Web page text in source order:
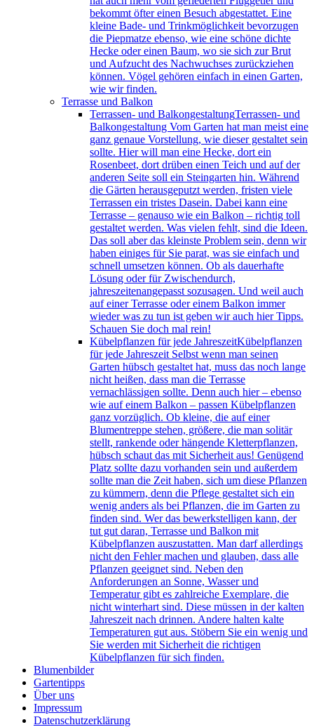
bekommt öfter einen Besuch abgestattet. Eine
kleine Bade- und Trinkmöglichkeit bevorzugen
die Piepmatze ebenso, wie eine schöne dichte
Hecke oder einen Baum, wo sie sich zur Brut
und Aufzucht des Nachwuchses zurückziehen
können. Vögel gehören einfach in einen Garten,
wie wir finden.
Terrasse und Balkon
Terrassen- und BalkongestaltungTerrassen- und
Balkongestaltung Vom Garten hat man meist eine
ganz genaue Vorstellung, wie dieser gestaltet sein
sollte. Hier will man eine Hecke, dort ein
Rosenbeet, dort drüben einen Teich und auf der
anderen Seite soll ein Steingarten hin. Während
die Gärten herausgeputzt werden, fristen viele
Terrassen ein tristes Dasein. Dabei kann eine
Terrasse – genauso wie ein Balkon – richtig toll
gestaltet werden. Was vielen fehlt, sind die Ideen.
Das soll aber das kleinste Problem sein, denn wir
haben einiges für Sie parat, was sie einfach und
schnell umsetzen können. Ob als dauerhafte
Lösung oder für Zwischendurch,
jahreszeitenangepasst sozusagen. Und weil auch
auf einer Terrasse oder einem Balkon immer
wieder was zu tun ist geben wir auch hier Tipps.
Schauen Sie doch mal rein!
Kübelpflanzen für jede JahreszeitKübelpflanzen
für jede Jahreszeit Selbst wenn man seinen
Garten hübsch gestaltet hat, muss das noch lange
nicht heißen, dass man die Terrasse
vernachlässigen sollte. Denn auch hier – ebenso
wie auf einem Balkon – passen Kübelpflanzen
ganz vorzüglich. Ob kleine, die auf einer
Blumentreppe stehen, größere, die man solitär
stellt, rankende oder hängende Kletterpflanzen,
hübsch schaut das mit Sicherheit aus! Genügend
Platz sollte dazu vorhanden sein und außerdem
sollte man die Zeit haben, sich um diese Pflanzen
zu kümmern, denn die Pflege gestaltet sich ein
wenig anders als bei Pflanzen, die im Garten zu
finden sind. Wer das bewerkstelligen kann, der
tut gut daran, Terrasse und Balkon mit
Kübelpflanzen auszustatten. Man darf allerdings
nicht den Fehler machen und glauben, dass alle
Pflanzen geeignet sind. Neben den
Anforderungen an Sonne, Wasser und
Temperatur gibt es zahlreiche Exemplare, die
nicht winterhart sind. Diese müssen in der kalten
Jahreszeit nach drinnen. Andere halten kalte
Temperaturen gut aus. Stöbern Sie ein wenig und
Sie werden mit Sicherheit die richtigen
Kübelpflanzen für sich finden.
Blumenbilder
Gartentipps
Über uns
Impressum
Datenschutzerklärung